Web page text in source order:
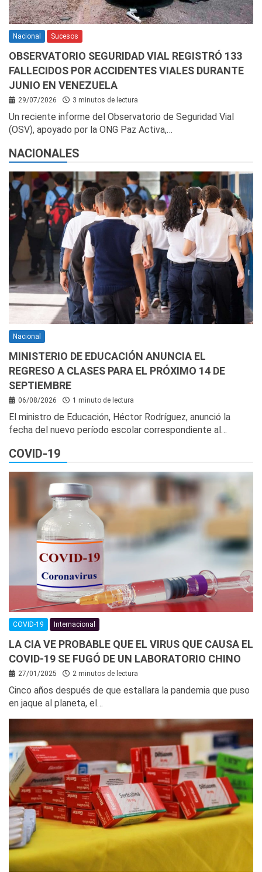
Nacional Sucesos
OBSERVATORIO SEGURIDAD VIAL REGISTRÓ 133
FALLECIDOS POR ACCIDENTES VIALES DURANTE
JUNIO EN VENEZUELA
29/07/2026 3 minutos de lectura
Un reciente informe del Observatorio de Seguridad Vial
(OSV), apoyado por la ONG Paz Activa,…
NACIONALES
Nacional
MINISTERIO DE EDUCACIÓN ANUNCIA EL
REGRESO A CLASES PARA EL PRÓXIMO 14 DE
SEPTIEMBRE
06/08/2026 1 minuto de lectura
El ministro de Educación, Héctor Rodríguez, anunció la
fecha del nuevo período escolar correspondiente al…
COVID-19
COVID-19 Internacional
LA CIA VE PROBABLE QUE EL VIRUS QUE CAUSA EL
COVID-19 SE FUGÓ DE UN LABORATORIO CHINO
27/01/2025 2 minutos de lectura
Cinco años después de que estallara la pandemia que puso
en jaque al planeta, el…